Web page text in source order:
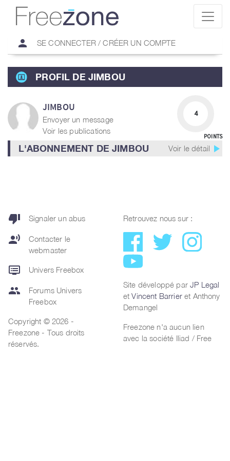
person SE CONNECTER / CRÉER UN COMPTE
PROFIL DE JIMBOU
JIMBOU
Envoyer un message
Voir les publications
4
POINTS
L'ABONNEMENT DE JIMBOU Voir le détail play_arrow
thumb_down Signaler un abus
record_voice_over
Contacter le
webmaster
dvr Univers Freebox
group
Forums Univers
Freebox
Copyright © 2026 -
Freezone - Tous droits
réservés.
Retrouvez nous sur :
Site développé parJP Legal
etVincent Barrieret Anthony
Demangel
Freezone n'a aucun lien
avec la société Iliad / Free